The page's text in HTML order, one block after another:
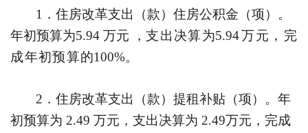
1 ．住房改革支出（款）住房公积金（项）。
年初预算为5.94 万元 ， 支出 决算为5.94万元 ， 完
成年初预算的100%。
2 ．住房改革支出（款）提租补贴（项）。年
初预算为 2.49 万元， 支出决算为 2.49万元，完成